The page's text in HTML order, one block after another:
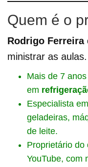
Quem é o
Rodrigo Ferreira
ministrar as aulas.
Mais de 7
em
Especialista
geladeiras,
de leite.
Proprietário do
YouTube, com